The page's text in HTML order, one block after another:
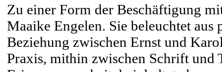
Zu einer Form der Beschäftigung
Maaike Engelen. Sie beleuchtet
Beziehung zwischen Ernst und
Praxis, mithin zwischen Schrift